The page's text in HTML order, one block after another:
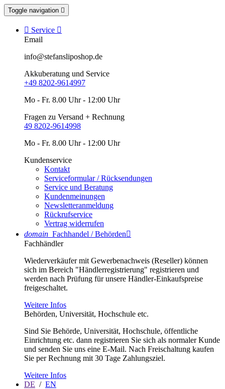
Toggle navigation 
 Service 
Email
info@stefansliposhop.de
Akkuberatung und Service
+49 8202-9614997
Mo - Fr. 8.00 Uhr - 12:00 Uhr
Fragen zu Versand + Rechnung
49 8202-9614998
Mo - Fr. 8.00 Uhr - 12:00 Uhr
Kundenservice
Kontakt
Serviceformular / Rücksendungen
Service und Beratung
Kundenmeinungen
Newsletteranmeldung
Rückrufservice
Vertrag widerrufen
domain Fachhandel / Behörden
Fachhändler
Wiederverkäufer mit Gewerbenachweis (Reseller) können
sich im Bereich "Händlerregistrierung" registrieren und
werden nach Prüfung für unsere Händler-Einkaufspreise
freigeschaltet.
Weitere Infos
Behörden, Universität, Hochschule etc.
Sind Sie Behörde, Universität, Hochschule, öffentliche
Einrichtung etc. dann registrieren Sie sich als normaler Kunde
und senden Sie uns eine E-Mail. Nach Freischaltung kaufen
Sie per Rechnung mit 30 Tage Zahlungsziel.
Weitere Infos
DE / EN